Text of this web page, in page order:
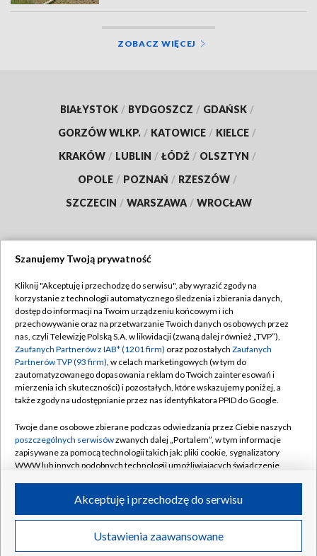
ZOBACZ WIĘCEJ
BIAŁYSTOK / BYDGOSZCZ / GDAŃSK /
GORZÓW WLKP. / KATOWICE / KIELCE /
KRAKÓW / LUBLIN / ŁÓDŹ / OLSZTYN /
OPOLE / POZNAŃ / RZESZÓW /
SZCZECIN / WARSZAWA / WROCŁAW
TVP
Abonament TVP
Emisja w TVP
Centrum informacji TVP
Naziemna Telewizja Cyfrowa
Rada Programowa
System NOS
Informacje o nadawcy
Program dla prasy
Ogłoszenie przetargowe
Regulamin TVP
Polityka prywatności
Moje zgody
Pomoc
Kontakt
Kanały
©2026 Telewizja Polska S.A. w likwidacji
Szanujemy Twoją prywatność
Kliknij "Akceptuję i przechodzę do serwisu", aby wyrazić zgody na
korzystanie z technologii automatycznego śledzenia i zbierania danych,
dostęp do informacji na Twoim urządzeniu końcowym i ich
przechowywanie oraz na przetwarzanie Twoich danych osobowych przez
nas, czyli Telewizję Polską S.A. w likwidacji (zwaną dalej również „TVP”),
Zaufanych Partnerów z IAB* (1201 firm) oraz pozostałych Zaufanych
Partnerów TVP (93 firm), w celach marketingowych (w tym do
zautomatyzowanego dopasowania reklam do Twoich zainteresowań i
mierzenia ich skuteczności) i pozostałych, które wskazujemy poniżej, a
także zgody na udostępnianie przez nas identyfikatora PPID do Google.
Twoje dane osobowe zbierane podczas odwiedzania przez Ciebie naszych
poszczególnych serwisówzwanych dalej „Portalem”, w tym informacje
zapisywane za pomocą technologii takich jak: pliki cookie, sygnalizatory
WWW lub innych podobnych technologii umożliwiających świadczenie
ruchu w Internecie.
Twoje dane osobowe zbierane podczas odwiedzania przez Ciebie
poszczególnych serwisówna Portalu, takie jak adresy IP, identyfikatory
Ustawienia zaawansowane
Akceptuję i przechodzę do serwisu